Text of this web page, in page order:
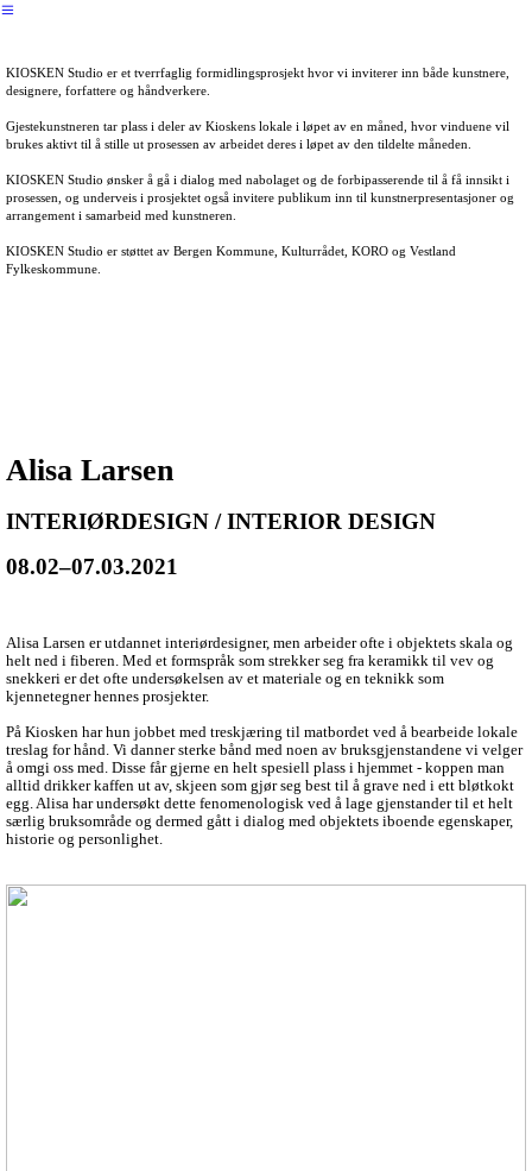
︎
KIOSKEN Studio er et tverrfaglig formidlingsprosjekt hvor vi inviterer inn både kunstnere,
designere, forfattere og håndverkere.
Gjestekunstneren tar plass i deler av Kioskens lokale i løpet av en måned, hvor vinduene vil
brukes aktivt til å stille ut prosessen av arbeidet deres i løpet av den tildelte måneden.
KIOSKEN Studio ønsker å gå i dialog med nabolaget og de forbipasserende til å få innsikt i
prosessen, og underveis i prosjektet også invitere publikum inn til kunstnerpresentasjoner og
arrangement i samarbeid med kunstneren.
KIOSKEN Studio er støttet av Bergen Kommune, Kulturrådet, KORO og Vestland
Fylkeskommune.
Alisa Larsen
INTERIØRDESIGN / INTERIOR DESIGN
08.02–07.03.2021
Alisa Larsen er utdannet interiørdesigner, men arbeider ofte i objektets skala og
helt ned i fiberen. Med et formspråk som strekker seg fra keramikk til vev og
snekkeri er det ofte undersøkelsen av et materiale og en teknikk som
kjennetegner hennes prosjekter.
På Kiosken har hun jobbet med treskjæring til matbordet ved å bearbeide lokale
treslag for hånd. Vi danner sterke bånd med noen av bruksgjenstandene vi velger
å omgi oss med. Disse får gjerne en helt spesiell plass i hjemmet - koppen man
alltid drikker kaffen ut av, skjeen som gjør seg best til å grave ned i ett bløtkokt
egg. Alisa har undersøkt dette fenomenologisk ved å lage gjenstander til et helt
særlig bruksområde og dermed gått i dialog med objektets iboende egenskaper,
historie og personlighet.